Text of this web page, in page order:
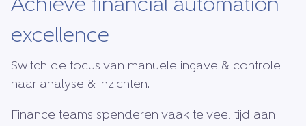
Achieve financial automation
excellence
Switch de focus van manuele ingave & controle
naar analyse & inzichten.
Finance teams spenderen vaak te veel tijd aan